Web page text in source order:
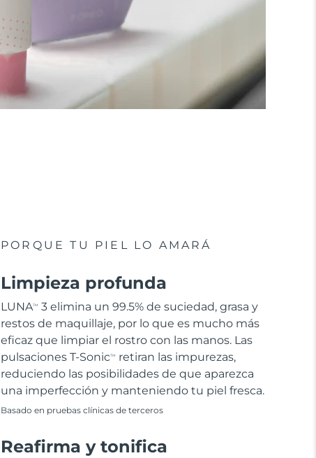
PORQUE TU PIEL LO AMARÁ
Limpieza profunda
LUNATM
3 elimina un 99.5% de suciedad, grasa y
restos de maquillaje, por lo que es mucho más
eficaz que limpiar el rostro con las manos. Las
pulsaciones T-SonicTM
retiran las impurezas,
reduciendo las posibilidades de que aparezca
una imperfección y manteniendo tu piel fresca.
Basado en pruebas clínicas de terceros
Reafirma y tonifica